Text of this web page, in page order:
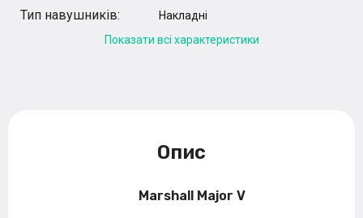
Тип навушників:
Накладні
Показати всі характеристики
Опис
Marshall Major V